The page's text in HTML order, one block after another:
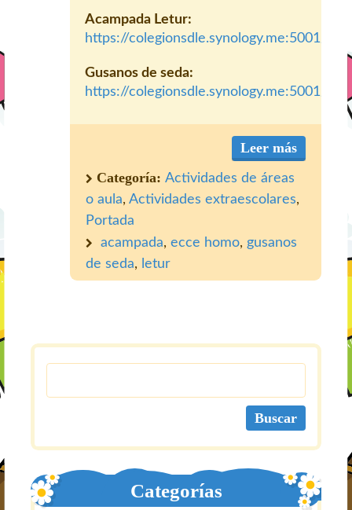
Acampada Letur:
https://colegionsdle.synology.me:5001/
Gusanos de seda:
https://colegionsdle.synology.me:5001/
Leer más
Categoría: Actividades de áreas
o aula, Actividades extraescolares,
Portada
acampada, ecce homo, gusanos
de seda, letur
Categorías